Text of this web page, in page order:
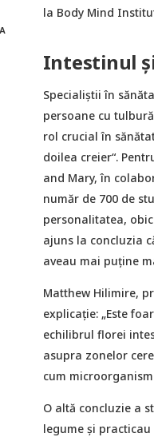
la Body Mind
Intestinul
Specialiștii în
persoane cu
rol crucial în
doilea creier“.
and Mary, în
număr de 700 de
personalitatea,
ajuns la concluzia
aveau mai puține
Matthew Hilimire,
explicație: „Este
echilibrul florei
asupra zonelor
cum
O altă concluzie a
legume și